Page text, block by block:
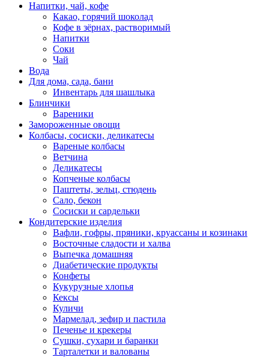
Напитки, чай, кофе
Какао, горячий шоколад
Кофе в зёрнах, растворимый
Напитки
Соки
Чай
Вода
Для дома, сада, бани
Инвентарь для шашлыка
Блинчики
Вареники
Замороженные овощи
Колбасы, сосиски, деликатесы
Вареные колбасы
Ветчина
Деликатесы
Копченые колбасы
Паштеты, зельц, стюдень
Сало, бекон
Сосиски и сардельки
Кондитерские изделия
Вафли, гофры, пряники, круассаны и козинаки
Восточные сладости и халва
Выпечка домашняя
Диабетические продукты
Конфеты
Кукурузные хлопья
Кексы
Куличи
Мармелад, зефир и пастила
Печенье и крекеры
Сушки, сухари и баранки
Тарталетки и валованы